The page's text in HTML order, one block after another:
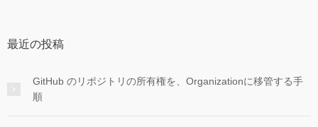
最近の投稿
GitHub のリポジトリの所有権を、Organizationに移管する手
順